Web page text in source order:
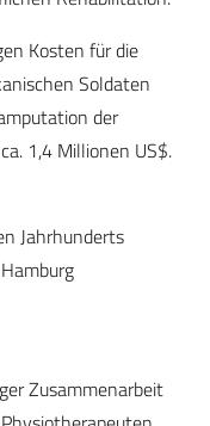
Kosten für die
Soldaten
der
1,4 Millionen US$.
Jahrhunderts
Zusammenarbeit